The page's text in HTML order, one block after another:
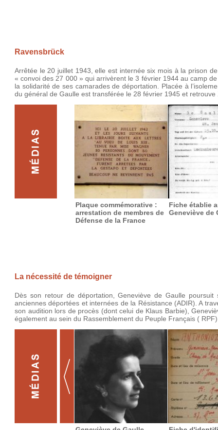
Ravensbrück
Arrêtée le 20 juillet 1943, elle est internée six mois à la prison
« convoi des 27 000 » qui arrivèrent le 3 février 1944 au camp
la solidarité de ses camarades de déportation. Placée à
du général de Gaulle est transférée le 28 février 1945 et
Plaque commémorative :
arrestation de membres de
Défense de la France
Fiche établie
Geneviève de
La nécessité de témoigner
Dès son retour de déportation, Geneviève de Gaulle poursuit
anciennes déportées et internées de la Résistance (ADIR). A
son audition lors de procès (dont celui de Klaus Barbie),
également au sein du Rassemblement du Peuple Français (